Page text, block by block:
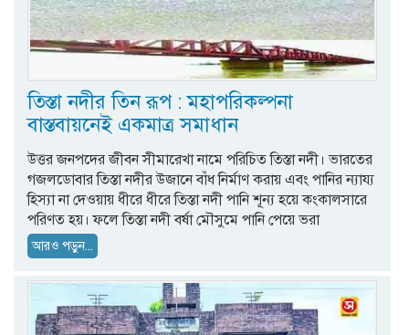
তিস্তা নদীর তিন রূপ : মহাপরিকল্পনা
বাস্তবায়নেই একমাত্র সমাধান
উত্তর জনপদের জীবন সীমারেখা নামে পরিচিত তিস্তা নদী। ভারতের
গজলডোবার তিস্তা নদীর উজানে বাঁধ নির্মাণ করায় এবং পানির ন্যায্য
হিস্যা না দেওয়ায় ধীরে ধীরে তিস্তা নদী পানি শূন্য হয়ে কংকালসারে
পরিণত হয়। ফলে তিস্তা নদী বর্ষা মৌসুমে পানি পেয়ে ভরা
আরও পড়ুন...